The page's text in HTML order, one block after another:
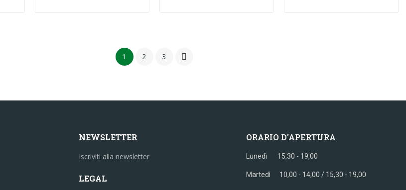
1 2 3 
NEWSLETTER
Iscriviti alla newsletter
LEGAL
ORARIO D'APERTURA
Lunedì 15,30 - 19,00
Martedì 10,00 - 14,00 / 15,30 - 19,00